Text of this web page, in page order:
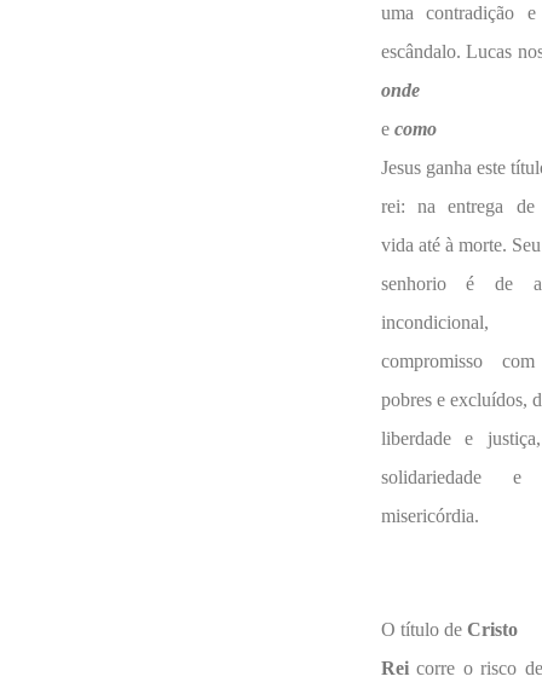
uma contradição
escândalo. Lucas
onde
e como
Jesus ganha este
rei: na entrega de
vida até à morte. Seu
senhorio é de
incondicional,
compromisso
pobres e excluídos,
liberdade e
solidariedade
misericórdia.
O título de Cristo
Reicorre o risco